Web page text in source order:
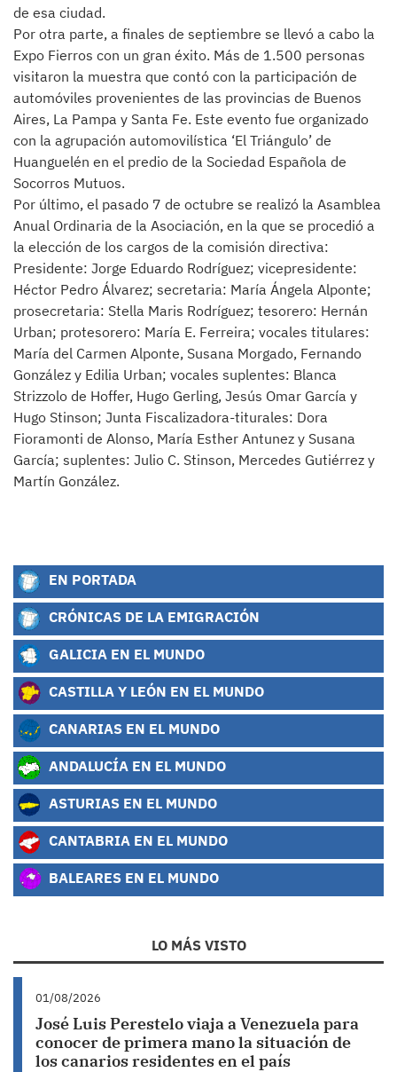
de esa ciudad.
Por otra parte, a finales de septiembre se llevó a cabo la
Expo Fierros con un gran éxito. Más de 1.500 personas
visitaron la muestra que contó con la participación de
automóviles provenientes de las provincias de Buenos
Aires, La Pampa y Santa Fe. Este evento fue organizado
con la agrupación automovilística ‘El Triángulo’ de
Huanguelén en el predio de la Sociedad Española de
Socorros Mutuos.
Por último, el pasado 7 de octubre se realizó la Asamblea
Anual Ordinaria de la Asociación, en la que se procedió a
la elección de los cargos de la comisión directiva:
Presidente: Jorge Eduardo Rodríguez; vicepresidente:
Héctor Pedro Álvarez; secretaria: María Ángela Alponte;
prosecretaria: Stella Maris Rodríguez; tesorero: Hernán
Urban; protesorero: María E. Ferreira; vocales titulares:
María del Carmen Alponte, Susana Morgado, Fernando
González y Edilia Urban; vocales suplentes: Blanca
Strizzolo de Hoffer, Hugo Gerling, Jesús Omar García y
Hugo Stinson; Junta Fiscalizadora-titurales: Dora
Fioramonti de Alonso, María Esther Antunez y Susana
García; suplentes: Julio C. Stinson, Mercedes Gutiérrez y
Martín González.
EN PORTADA
CRÓNICAS DE LA EMIGRACIÓN
GALICIA EN EL MUNDO
CASTILLA Y LEÓN EN EL MUNDO
CANARIAS EN EL MUNDO
ANDALUCÍA EN EL MUNDO
ASTURIAS EN EL MUNDO
CANTABRIA EN EL MUNDO
BALEARES EN EL MUNDO
LO MÁS VISTO
01/08/2026
José Luis Perestelo viaja a Venezuela para
conocer de primera mano la situación de
los canarios residentes en el país